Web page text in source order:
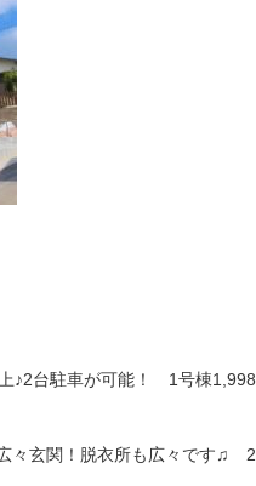
♪2台駐車が可能！ 1号棟1,998
々玄関！脱衣所も広々です♫